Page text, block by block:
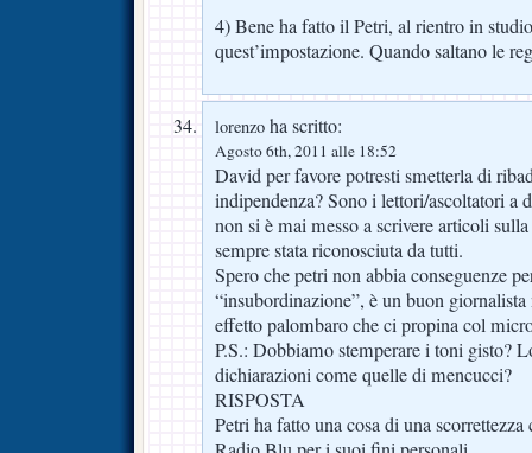
4) Bene ha fatto il Petri, al rientro in
quest’impostazione. Quando saltano le
lorenzo ha scritto:
Agosto 6th, 2011 alle 18:52
David per favore potresti smetterla di
indipendenza? Sono i lettori/ascoltatori a
non si è mai messo a scrivere articoli
sempre stata riconosciuta da tutti.
Spero che petri non abbia conseguenze
“insubordinazione”, è un buon
effetto palombaro che ci propina col
P.S.: Dobbiamo stemperare i toni gisto?
dichiarazioni come quelle di mencucci?
RISPOSTA
Petri ha fatto una cosa di una